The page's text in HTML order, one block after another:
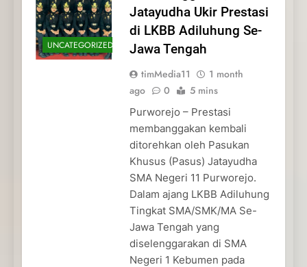
UNCATEGORIZED
Jatayudha Ukir Prestasi
di LKBB Adiluhung Se-
Jawa Tengah
timMedia11
1 month
ago
0 5 mins
Purworejo – Prestasi
membanggakan kembali
ditorehkan oleh Pasukan
Khusus (Pasus) Jatayudha
SMA Negeri 11 Purworejo.
Dalam ajang LKBB Adiluhung
Tingkat SMA/SMK/MA Se-
Jawa Tengah yang
diselenggarakan di SMA
Negeri 1 Kebumen pada